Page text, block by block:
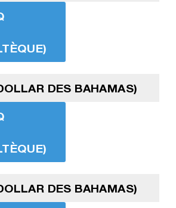
DES BAHAMAS)
DES BAHAMAS)